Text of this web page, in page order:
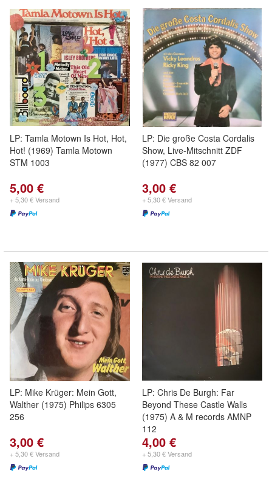
LP: Tamla Motown Is Hot, Hot,
Hot! (1969) Tamla Motown
STM 1003
5,00 €
+ 5,30 € Versand
LP: Die große Costa Cordalis
Show, Live-Mitschnitt ZDF
(1977) CBS 82 007
3,00 €
+ 5,30 € Versand
LP: Mike Krüger: Mein Gott,
Walther (1975) Philips 6305
256
3,00 €
+ 5,30 € Versand
LP: Chris De Burgh: Far
Beyond These Castle Walls
(1975) A & M records AMNP
112
4,00 €
+ 5,30 € Versand